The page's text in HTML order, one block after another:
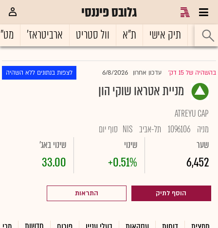
גלובס פיננסי
ראשי תיק אישי ת"א וול סטריט ארביטראז'
בהשהיה של 15 דק' |עדכון אחרון 6/8/2026 לצפות בנתונים ללא השהיה
מניית אטראו שוקי הון
ATREYU CAP
מניה 1096106 תל-אביב NIS סוף יום
שער
6,452
שינוי
+0.51%
שינוי באג'
33.00
הוסף לתיק התראות